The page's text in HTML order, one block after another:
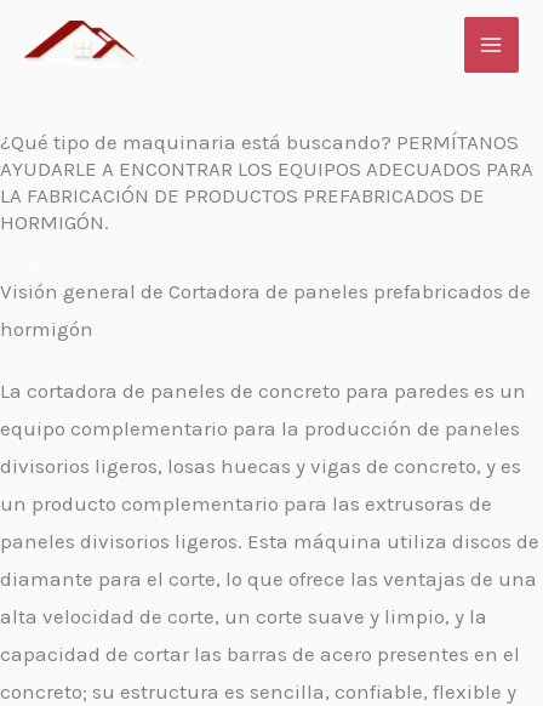
Cortadora de paneles prefabricados de hormigón para
¿Qué tipo de maquinaria está buscando? PERMÍTANOS
AYUDARLE A ENCONTRAR LOS EQUIPOS ADECUADOS PARA
LA FABRICACIÓN DE PRODUCTOS PREFABRICADOS DE
HORMIGÓN.
Visión general de Cortadora de paneles prefabricados de
hormigón
La cortadora de paneles de concreto para paredes es un
equipo complementario para la producción de paneles
divisorios ligeros, losas huecas y vigas de concreto, y es
un producto complementario para las extrusoras de
paneles divisorios ligeros. Esta máquina utiliza discos de
diamante para el corte, lo que ofrece las ventajas de una
alta velocidad de corte, un corte suave y limpio, y la
capacidad de cortar las barras de acero presentes en el
concreto; su estructura es sencilla, confiable, flexible y